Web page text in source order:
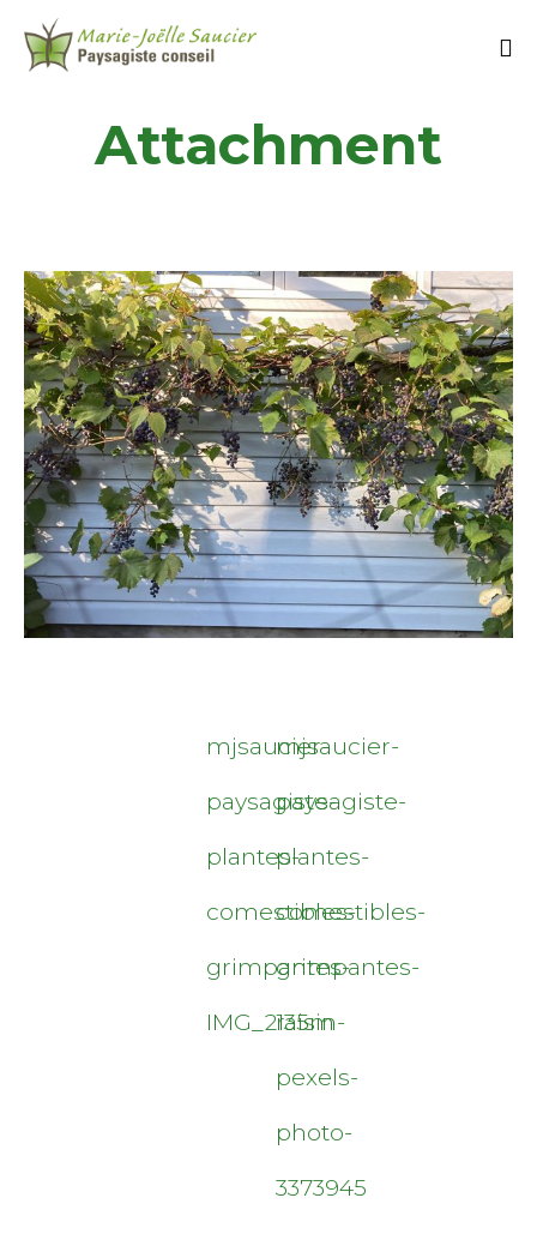
Attachment
mjsaucier-
paysagiste-
plantes-
comestibles-
grimpantes-
IMG_2135m
mjsaucier-
paysagiste-
plantes-
comestibles-
grimpantes-
raisin-
pexels-
photo-
3373945